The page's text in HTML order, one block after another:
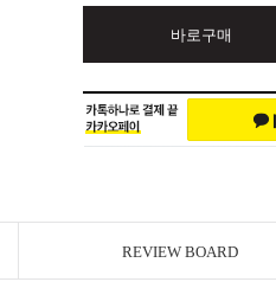
바로구매
REVIEW BOARD